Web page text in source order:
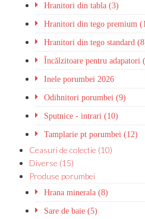
Hranitori din tabla (3)
Hranitori din tego premium
Hranitori din tego standard
Încălzitoare pentru adapatori
Inele porumbei 2026
Odihnitori porumbei (9)
Sputnice - intrari (10)
Tamplarie pt porumbei (12)
Ceasuri de colectie (10)
Diverse (15)
Produse porumbei
Hrana minerala (8)
Sare de baie (5)